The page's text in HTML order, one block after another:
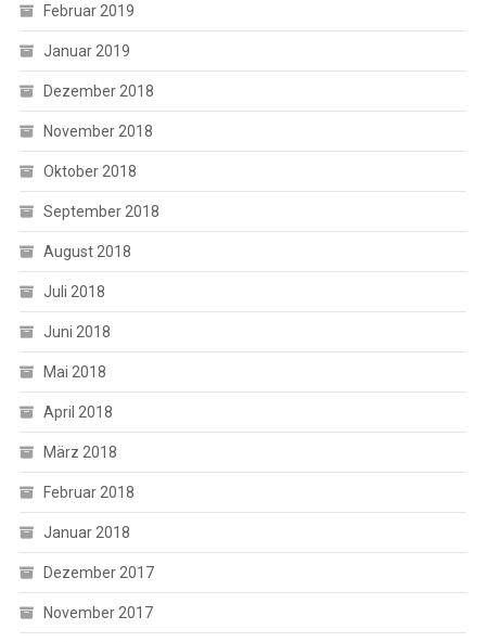
Februar 2019
Januar 2019
Dezember 2018
November 2018
Oktober 2018
September 2018
August 2018
Juli 2018
Juni 2018
Mai 2018
April 2018
März 2018
Februar 2018
Januar 2018
Dezember 2017
November 2017